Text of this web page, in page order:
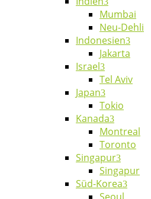
Mumbai
Neu-Dehli
Indonesien
Jakarta
Israel
Tel Aviv
Japan
Tokio
Kanada
Montreal
Toronto
Singapur
Singapur
Süd-Korea